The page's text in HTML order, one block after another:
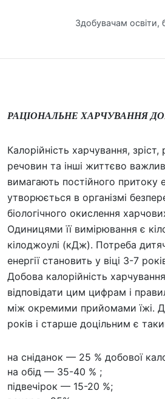
Здобувачам освіти,
РАЦІОНАЛЬНЕ ХАРЧУВАННЯ
Калорійність харчування,
речовин та інші життєво
вимагають постійного притоку
утворюється в організмі
біологічного окислення
Одиницями її вимірювання є
кілоджоулі (кДж). Потреба
енергії становить у віці 3-7
Добова калорійність
відповідати цим цифрам і
між окремими прийомами їжі.
років і старше доцільним є
на сніданок — 25 % добової
на обід — 35-40 % ;
підвечірок — 15-20 %;